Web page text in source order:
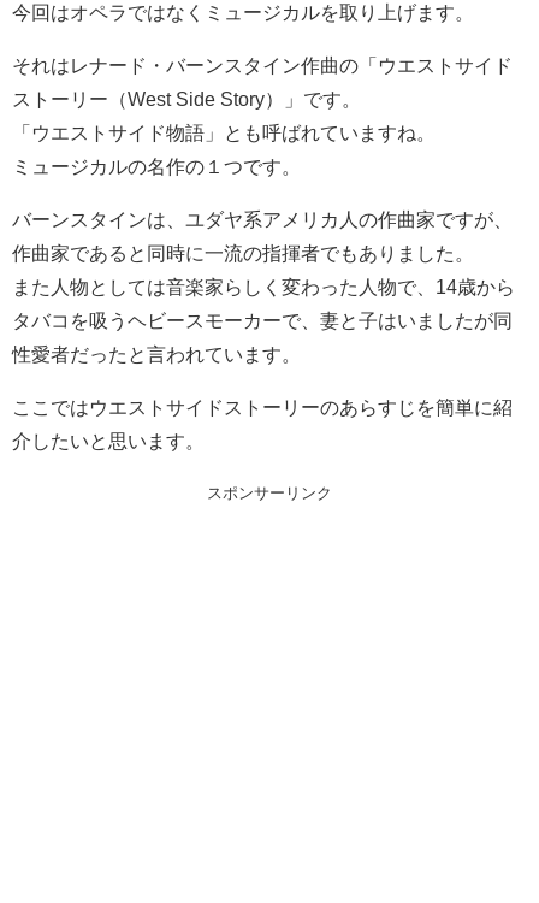
今回はオペラではなくミュージカルを取り上げます。
それはレナード・バーンスタイン作曲の「ウエストサイド
ストーリー（West Side Story）」です。
「ウエストサイド物語」とも呼ばれていますね。
ミュージカルの名作の１つです。
バーンスタインは、ユダヤ系アメリカ人の作曲家ですが、
作曲家であると同時に一流の指揮者でもありました。
また人物としては音楽家らしく変わった人物で、14歳から
タバコを吸うヘビースモーカーで、妻と子はいましたが同
性愛者だったと言われています。
ここではウエストサイドストーリーのあらすじを簡単に紹
介したいと思います。
スポンサーリンク